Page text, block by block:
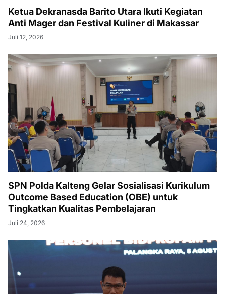
Ketua Dekranasda Barito Utara Ikuti Kegiatan
Anti Mager dan Festival Kuliner di Makassar
Juli 12, 2026
SPN Polda Kalteng Gelar Sosialisasi Kurikulum
Outcome Based Education (OBE) untuk
Tingkatkan Kualitas Pembelajaran
Juli 24, 2026